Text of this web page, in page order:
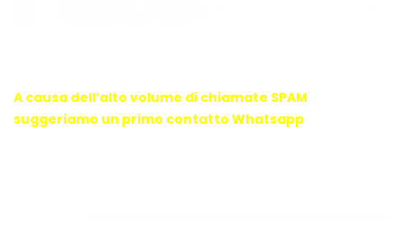
A causa dell’alto volume di chiamate SPAM
suggeriamo un primo contatto Whatsapp